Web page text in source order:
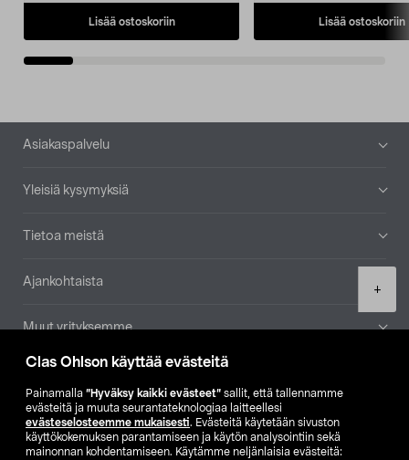
Clas Ohlson käyttää evästeitä
Painamalla ”Hyväksy kaikki evästeet” sallit, että tallennamme
evästeitä ja muuta seurantateknologiaa laitteellesi
evästeselosteemme mukaisesti. Evästeitä käytetään sivuston
käyttökokemuksen parantamiseen ja käytön analysointiin sekä
mainonnan kohdentamiseen. Käytämme neljänlaisia evästeitä:
+
Lisää ostoskoriin Lisää ostoskoriin
Alatunniste
Asiakaspalvelu
Yleisiä kysymyksiä
Tietoa meistä
Ajankohtaista
Muut yrityksemme
Etsi myymälä
SE NO FI
FI SV